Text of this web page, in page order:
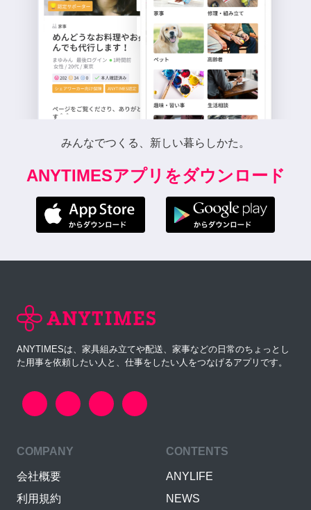
みんなでつくる、新しい暮らしかた。
ANYTIMESアプリをダウンロード
ANYTIMESは、家具組み立てや配送、家事などの日常のちょっとし
た用事を依頼したい人と、仕事をしたい人をつなげるアプリです。
COMPANY
会社概要
利用規約
CONTENTS
ANYLIFE
NEWS